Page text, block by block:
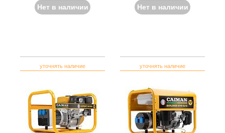
Нет в наличии Нет в наличии
уточнять наличие уточнять наличие